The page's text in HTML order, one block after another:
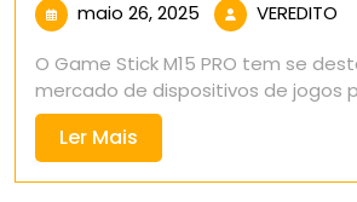
maio 26, 2025 maio
2025
VEREDITO
O Game Stick M15 PRO tem se
mercado de dispositivos de jogos
Ler Mais
Mais